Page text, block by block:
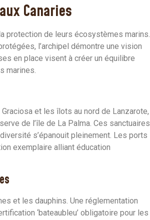
Canaries
protection de leurs écosystèmes marins.
l’archipel démontre une vision
en place visent à créer un équilibre
marines.
et les îlots au nord de Lanzarote,
de l’île de La Palma. Ces sanctuaires
s’épanouit pleinement. Les ports
exemplaire alliant éducation
et les dauphins. Une réglementation
‘bateaubleu’ obligatoire pour les